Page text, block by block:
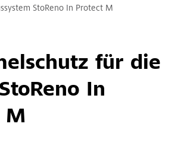
StoReno In Protect M
für die
In
M